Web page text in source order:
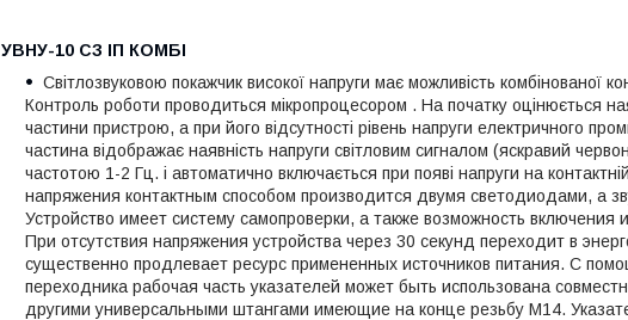
УВНУ-10 СЗ ІП КОМБІ
Світлозвуковою покажчик високої напруги має можливість комбінованої
Контроль роботи проводиться мікропроцесором . На початку оцінюється
частини пристрою, а при його відсутності рівень напруги електричного
частина відображає наявність напруги світловим сигналом (яскравий
частотою 1-2 Гц. і автоматично включається при появі напруги на
напряжения контактным способом производится двумя светодиодами, а
Устройство имеет систему самопроверки, а также возможность включения
При отсутствия напряжения устройства через 30 секунд переходит в
существенно продлевает ресурс примененных источников питания. С
переходника рабочая часть указателей может быть использована
другими универсальными штангами имеющие на конце резьбу М14.